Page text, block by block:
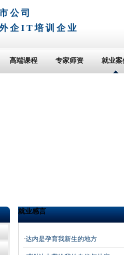
公司
企IT培训企业
高端课程 专家师资 就业案
就业感言
·达内是孕育我新生的地方